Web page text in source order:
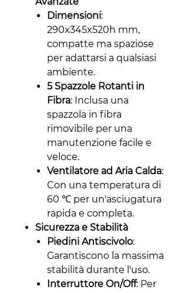
Dimensioni:
290x345x520h mm,
compatte ma spaziose
per adattarsi a qualsiasi
ambiente.
5 Spazzole Rotanti in
Fibra: Inclusa una
spazzola in fibra
rimovibile per una
manutenzione facile e
veloce.
Ventilatore ad Aria Calda:
Con una temperatura di
60 ℃ per un'asciugatura
rapida e completa.
Sicurezza e Stabilità
Piedini Antiscivolo:
Garantiscono la massima
stabilità durante l'uso.
Interruttore On/Off: Per